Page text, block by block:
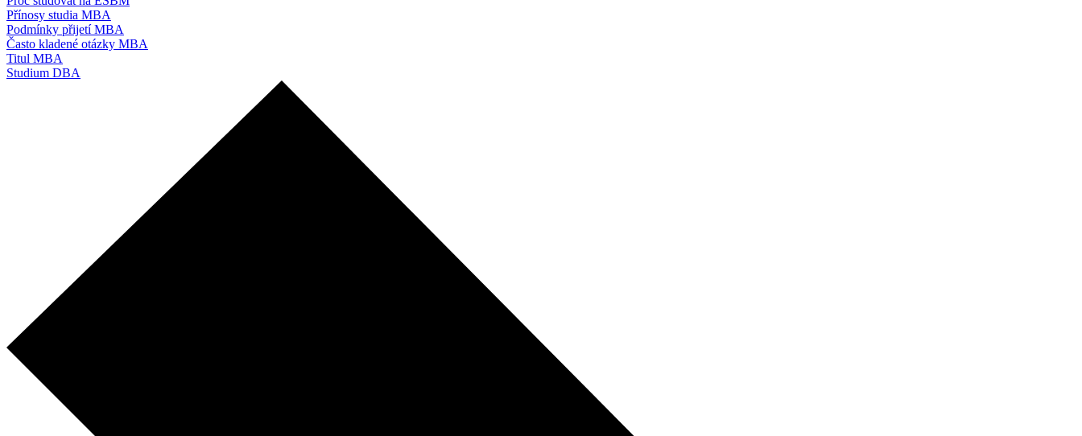
Přínosy studia MBA
Podmínky přijetí MBA
Často kladené otázky MBA
Titul MBA
Studium DBA